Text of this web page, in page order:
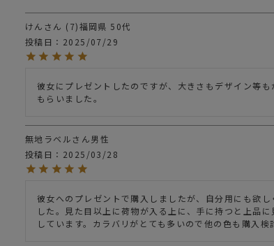
news WATER_PROOF_SUEDE
BRAND AS2OV アッソブ
news UNBYスタッフの大解剖第8弾！
news TRAVEL
news 防水スエードバッグに新作が登場！
けん 7 福岡県 50代
投稿日
2025/07/29
彼女にプレゼントしたのですが、大きさもデザイン等も
もらいました。
無地ラベル
男性
投稿日
2025/03/28
彼女へのプレゼントで購入しましたが、自分用にも欲し
した。見た目以上に荷物が入る上に、手に持つと上品